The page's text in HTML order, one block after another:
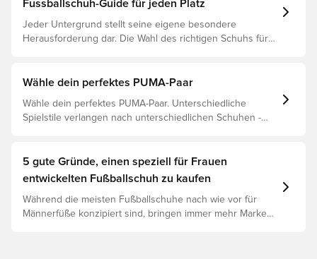
Fussballschuh-Guide für jeden Platz
Jeder Untergrund stellt seine eigene besondere
Herausforderung dar. Die Wahl des richtigen Schuhs für
Langlebigkeit des Schuhs. Lies weiter, um
verschiedenen Untergründe sind.
Wähle dein perfektes PUMA-Paar
Wähle dein perfektes PUMA-Paar. Unterschiedliche
Spielstile verlangen nach unterschiedlichen Schuhen -
oder KING perfekt zu deinen Bedürfnissen passt.
5 gute Gründe, einen speziell für Frauen
entwickelten Fußballschuh zu kaufen
Während die meisten Fußballschuhe nach wie vor für
Männerfüße konzipiert sind, bringen immer mehr Marken